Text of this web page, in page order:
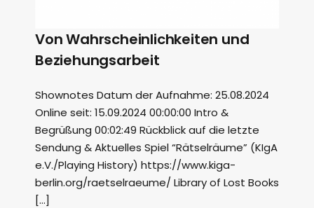
Von Wahrscheinlichkeiten und
Beziehungsarbeit
Shownotes Datum der Aufnahme: 25.08.2024
Online seit: 15.09.2024 00:00:00 Intro &
Begrüßung 00:02:49 Rückblick auf die letzte
Sendung & Aktuelles Spiel “Rätselräume” (KIgA
e.V./Playing History) https://www.kiga-
berlin.org/raetselraeume/ Library of Lost Books
[…]